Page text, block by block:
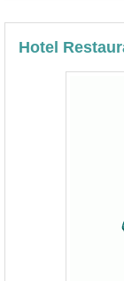
Hotel